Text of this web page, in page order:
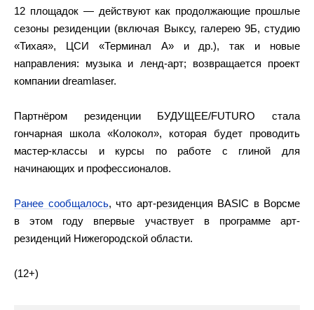
12 площадок — действуют как продолжающие прошлые
сезоны резиденции (включая Выксу, галерею 9Б, студию
«Тихая», ЦСИ «Терминал А» и др.), так и новые
направления: музыка и ленд‑арт; возвращается проект
компании dreamlaser.
Партнёром резиденции БУДУЩЕЕ/FUTURO стала
гончарная школа «Колокол», которая будет проводить
мастер‑классы и курсы по работе с глиной для
начинающих и профессионалов.
Ранее сообщалось, что арт-резиденция BASIC в Ворсме
в этом году впервые участвует в программе арт-
резиденций Нижегородской области.
(12+)